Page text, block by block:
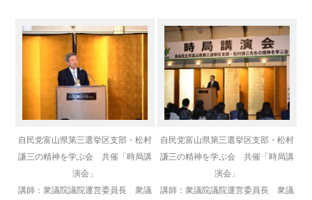
自民党富山県第三選挙区支部・松村
謙三の精神を学ぶ会 共催「時局講
演会」
講師：衆議院議院運営委員長 衆議
自民党富山県第三選挙区支部・松村
謙三の精神を学ぶ会 共催「時局講
演会」
講師：衆議院議院運営委員長 衆議